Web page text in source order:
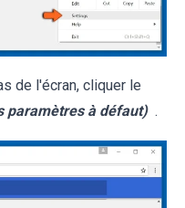
de l'écran, cliquer le
paramètres à défaut) .